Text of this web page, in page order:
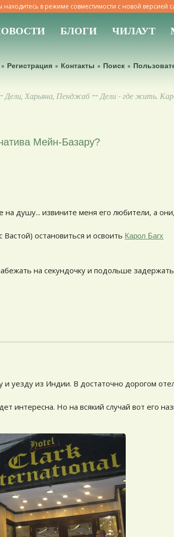
находитесь в режиме совместимости с новой версией
БЛОГИ ЧИЛАУТ
Регистрация Контакты Поиск
Дели, Харьяна, Пенджаб ↔ Дели - где жить.
Мейн-Базару?
на душу... извините меня его любители, а
остановиться и освоить Карол Багх
на секундочку и подольше
уезду из Индии. В достаточно дорогом
интересна. Но на всякий случай вот его